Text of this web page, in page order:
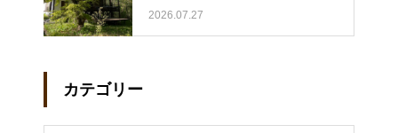
2026.07.27
カテゴリー